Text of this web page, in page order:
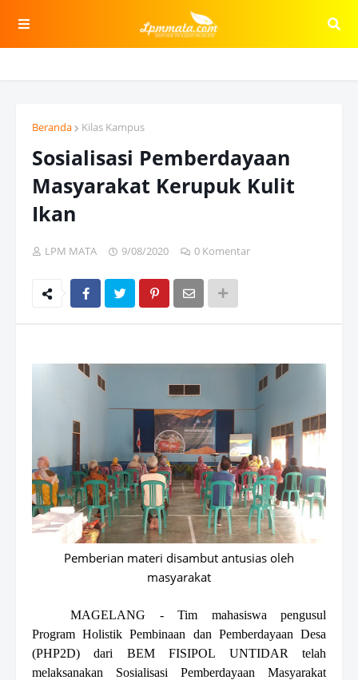
Beranda Kilas Kampus
Sosialisasi Pemberdayaan
Masyarakat Kerupuk Kulit
Ikan
LPM MATA 9/08/2020 0 Komentar
Pemberian materi disambut antusias oleh
masyarakat
MAGELANG - Tim mahasiswa pengusul
Program Holistik Pembinaan dan Pemberdayaan Desa
(PHP2D)dari BEM FISIPOL UNTIDARtelah
melaksanakan Sosialisasi Pemberdayaan Masyarakat